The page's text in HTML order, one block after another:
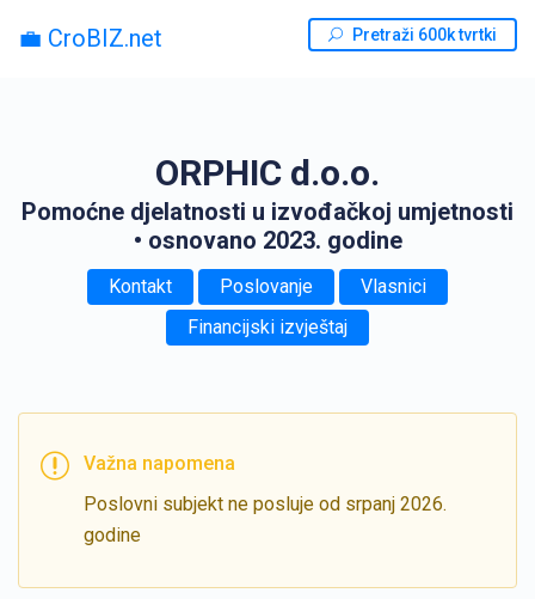
💼 CroBIZ.net Pretraži 600k tvrtki
ORPHIC d.o.o.
Pomoćne djelatnosti u izvođačkoj umjetnosti
• osnovano 2023. godine
Kontakt Poslovanje
Vlasnici
Financijski izvještaj
Važna napomena
Poslovni subjekt ne posluje od srpanj 2026.
godine